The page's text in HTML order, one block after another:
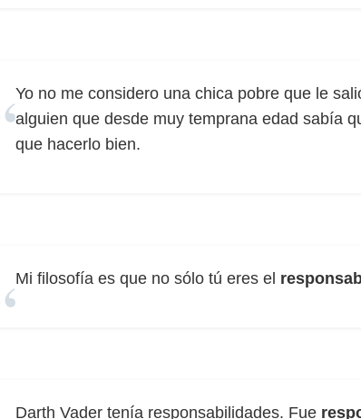
Yo no me considero una chica pobre que le
alguien que desde muy temprana edad sabía
que hacerlo bien.
Mi filosofía es que no sólo tú eres el
Darth Vader tenía responsabilidades. Fue